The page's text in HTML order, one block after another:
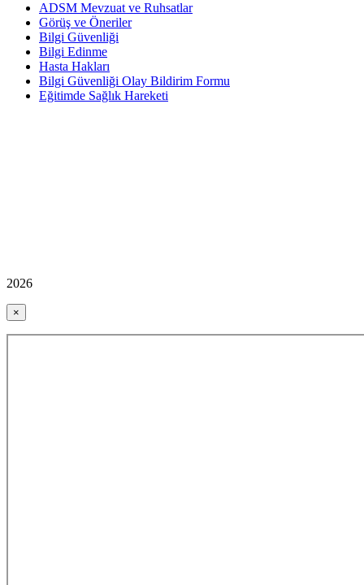
ADSM Mevzuat ve Ruhsatlar
Görüş ve Öneriler
Bilgi Güvenliği
Bilgi Edinme
Hasta Hakları
Bilgi Güvenliği Olay Bildirim Formu
Eğitimde Sağlık Hareketi
2026
×